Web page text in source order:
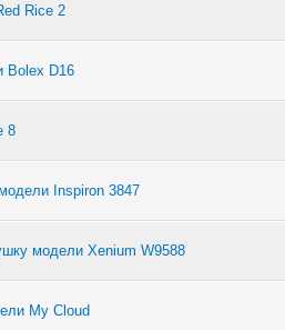
Rice 2
Bolex D16
8
Inspiron 3847
модели Xenium W9588
My Cloud